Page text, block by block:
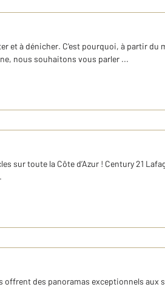
et à dénicher. C'est pourquoi, à partir du
nous souhaitons vous parler ...
sur toute la Côte d’Azur ! Century 21
offrent des panoramas exceptionnels aux